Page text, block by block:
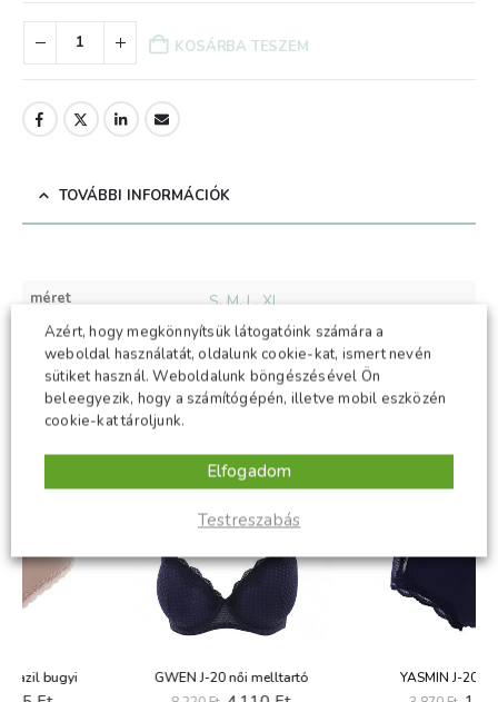
KOSÁRBA TESZEM
TOVÁBBI INFORMÁCIÓK
méret S, M, L , XL
szín fekete
GWEN J-20 női melltartó
YASMIN J-20 női bugyi
Azért, hogy megkönnyítsük látogatóink számára a
weboldal használatát, oldalunk cookie-kat, ismert nevén
sütiket használ. Weboldalunk böngészésével Ön
beleegyezik, hogy a számítógépén, illetve mobil eszközén
cookie-kat tároljunk.
Testreszabás
Elfogadom